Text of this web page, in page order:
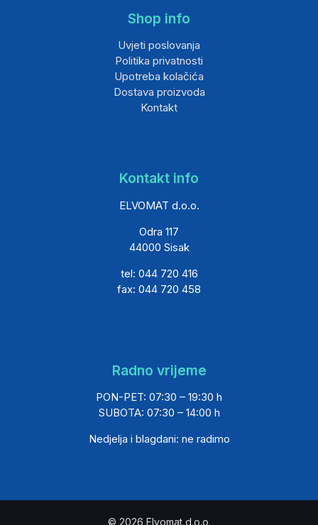
Shop info
Uvjeti poslovanja
Politika privatnosti
Upotreba kolačića
Dostava proizvoda
Kontakt
Kontakt info
ELVOMAT d.o.o.
Odra 117
44000 Sisak
tel: 044 720 416
fax: 044 720 458
Radno vrijeme
PON-PET: 07:30 – 19:30 h
SUBOTA: 07:30 – 14:00 h
Nedjelja i blagdani: ne radimo
© 2026 Elvomat d.o.o.